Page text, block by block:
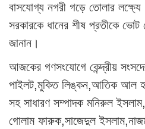
বাসযোগ্য নগরী গড়ে তোলার লক্ষ্যে
সরকারকে ধানের শীষ প্রতীকে
জানান।
আজকের গণসংযোগে কেন্দ্রীয়
পাইলট,মুকিত লিঙ্কন,আতিক আল
সহ সাধারণ সম্পাদক মনিরুল
গোলাম ফারুক,সাজেদুল